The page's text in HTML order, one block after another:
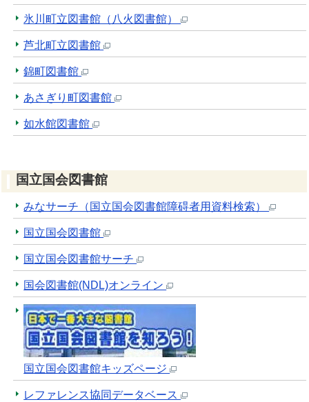
氷川町立図書館（八火図書館）
芦北町立図書館
錦町図書館
あさぎり町図書館
如水館図書館
国立国会図書館
みなサーチ（国立国会図書館障碍者用資料検索）
国立国会図書館
国立国会図書館サーチ
国会図書館(NDL)オンライン
国立国会図書館キッズページ
レファレンス協同データベース